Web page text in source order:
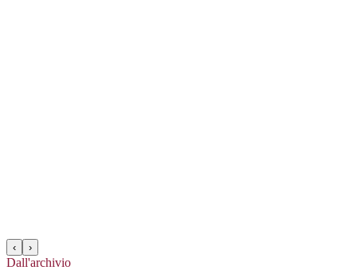
‹ ›
Dall'archivio